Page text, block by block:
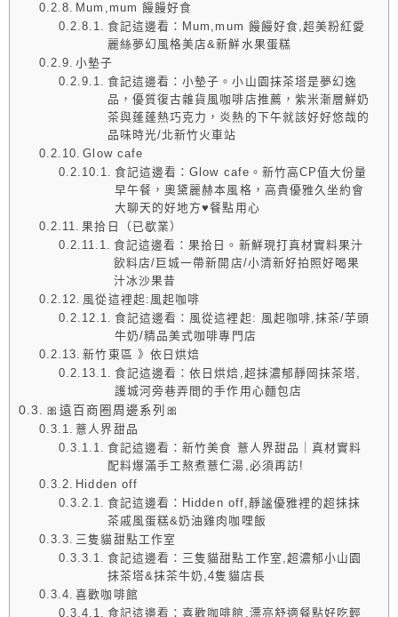
Mum,mum 饅饅好食
食記這邊看：Mum,mum 饅饅好食,超美粉紅愛
麗絲夢幻風格美店&新鮮水果蛋糕
小墊子
食記這邊看：小墊子。小山園抹茶塔是夢幻逸
品，優質復古雜貨風咖啡店推薦，紫米漸層鮮奶
茶與蓬蓬熱巧克力，炎熱的下午就該好好悠哉的
品味時光/北新竹火車站
Glow cafe
食記這邊看：Glow cafe。新竹高CP值大份量
早午餐，奧黛麗赫本風格，高貴優雅久坐約會
大聊天的好地方♥餐點用心
果拾日（已歇業）
食記這邊看：果拾日。新鮮現打真材實料果汁
飲料店/巨城一帶新開店/小清新好拍照好喝果
汁冰沙果昔
風從這裡起:風起咖啡
食記這邊看：風從這裡起: 風起咖啡,抹茶/芋頭
牛奶/精品美式咖啡專門店
新竹東區 》依日烘焙
食記這邊看：依日烘焙,超抹濃郁靜岡抹茶塔,
護城河旁巷弄間的手作用心麵包店
🎀遠百商圈周邊系列🎀
薏人界甜品
食記這邊看：新竹美食 薏人界甜品｜真材實料
配料爆滿手工熬煮薏仁湯,必須再訪!
Hidden off
食記這邊看：Hidden off,靜謐優雅裡的超抹抹
茶戚風蛋糕&奶油雞肉咖哩飯
三隻貓甜點工作室
食記這邊看：三隻貓甜點工作室,超濃郁小山園
抹茶塔&抹茶牛奶,4隻貓店長
喜歡咖啡館
食記這邊看：喜歡咖啡館,漂亮舒適餐點好吃輕